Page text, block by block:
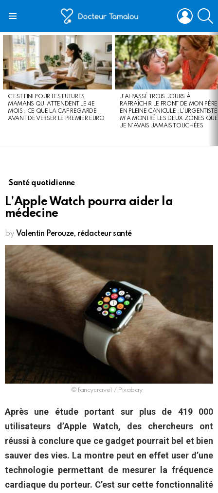
LOGIN
LATEST
STORIES
C’EST FINI POUR LES FUTURES
MAMANS QUI ATTENDENT LE 4E
MOIS : CE QUE LA CAF REGARDE
AVANT DE VERSER LE PREMIER EURO
J’AI PASSÉ TROIS JOURS À
RAFRAÎCHIR LE FRONT DE MON PÈRE
EN PLEINE CANICULE : L’URGENTISTE
M’A MONTRÉ LES DEUX ZONES QUE
JE N’AVAIS JAMAIS TOUCHÉES
Santé quotidienne
L’Apple Watch pourra aider la
médecine
by Valentin Perouze, rédacteur santé
© fancycrave1 / Pixabay
Après une étude portant sur plus de 419 000
utilisateurs d’Apple Watch, des chercheurs ont
réussi à conclure que ce gadget pourrait bel et bien
sauver des vies. La montre peut en effet user d’une
technologie permettant de mesurer la fréquence
cardiaque du porteur. C’est sur cette fonctionnalité